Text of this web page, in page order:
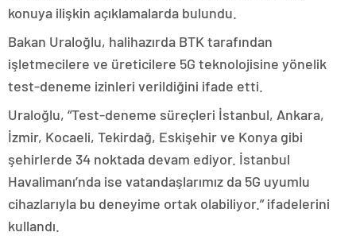
konuya ilişkin açıklamalarda bulundu.
Bakan Uraloğlu, halihazırda BTK tarafından
işletmecilere ve üreticilere 5G teknolojisine yönelik
test-deneme izinleri verildiğini ifade etti.
Uraloğlu, “Test-deneme süreçleri İstanbul, Ankara,
İzmir, Kocaeli, Tekirdağ, Eskişehir ve Konya gibi
şehirlerde 34 noktada devam ediyor. İstanbul
Havalimanı’nda ise vatandaşlarımız da 5G uyumlu
cihazlarıyla bu deneyime ortak olabiliyor.” ifadelerini
kullandı.